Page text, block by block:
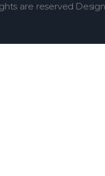
are reserved